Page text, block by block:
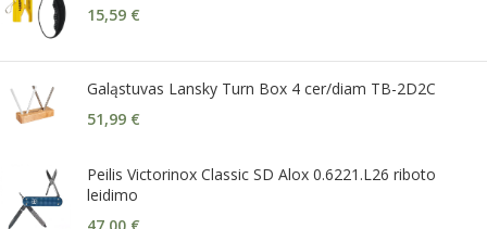
15,59 €
Galąstuvas Lansky Turn Box 4 cer/diam TB-2D2C
51,99 €
Peilis Victorinox Classic SD Alox 0.6221.L26 riboto
leidimo
47,00 €